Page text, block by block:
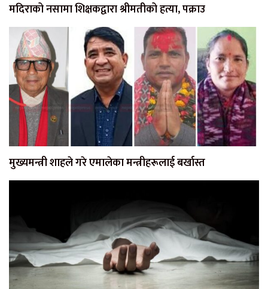
मदिराको नसामा शिक्षकद्वारा श्रीमतीको हत्या, पक्राउ
मुख्यमन्त्री शाहले गरे एमालेका मन्त्रीहरूलाई बर्खास्त